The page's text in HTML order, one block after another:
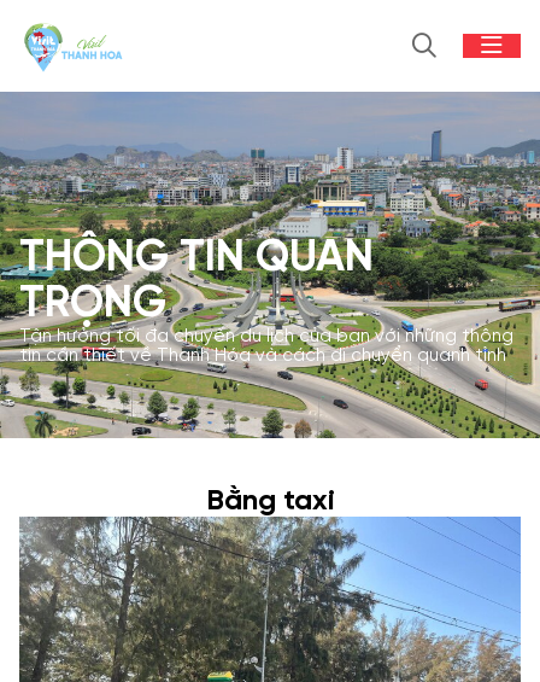
THÔNG TIN QUAN
TRỌNG
Tận hưởng tối đa chuyến du lịch của bạn với những thông
tin cần thiết về Thanh Hóa và cách di chuyển quanh tỉnh
Bằng taxi